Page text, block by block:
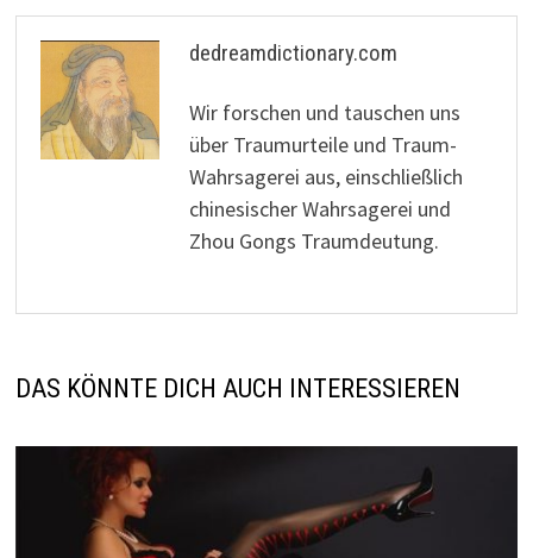
dedreamdictionary.com
Wir forschen und tauschen uns
über Traumurteile und Traum-
Wahrsagerei aus, einschließlich
chinesischer Wahrsagerei und
Zhou Gongs Traumdeutung.
DAS KÖNNTE DICH AUCH INTERESSIEREN